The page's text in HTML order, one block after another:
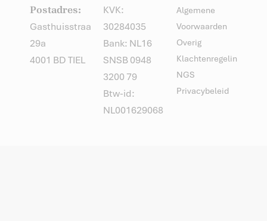
Postadres:
Gasthuisstraat
29a
4001 BD TIEL
KVK:
30284035
Bank: NL16
SNSB 0948
3200 79
Btw-id:
NL001629068B11
Algemene
Voorwaarden
Overig
Klachtenregeling
NGS
Privacybeleid